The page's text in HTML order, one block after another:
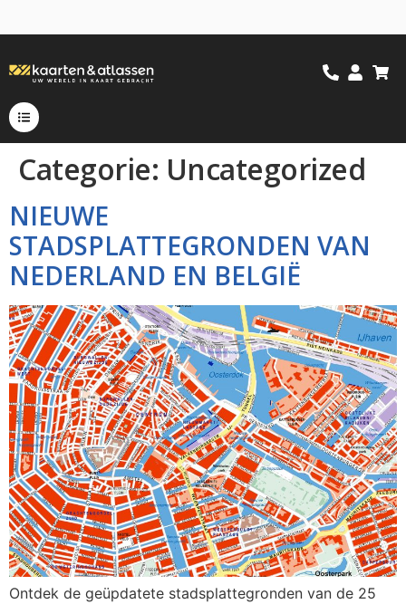
Categorie: Uncategorized
NIEUWE
STADSPLATTEGRONDEN VAN
NEDERLAND EN BELGIË
Ontdek de geüpdatete stadsplattegronden van de 25